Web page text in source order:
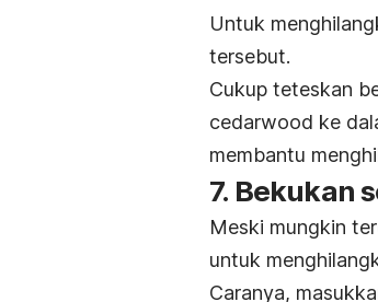
Untuk
tersebut.
Cukup teteskan
cedarwood ke
membantu
7. Bekukan
Meski mungkin
untuk
Caranya,